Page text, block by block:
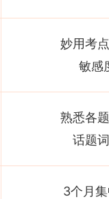
妙用考
敏感
熟悉各
话题
3个月